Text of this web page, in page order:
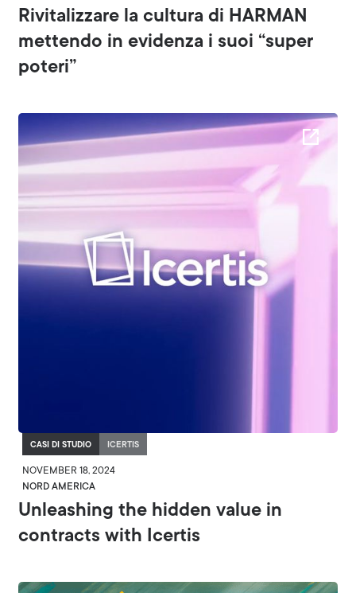
Rivitalizzare la cultura di HARMAN
mettendo in evidenza i suoi “super
poteri”
CASI DI STUDIO ICERTIS
NOVEMBER 18, 2024
NORD AMERICA
Unleashing the hidden value in
contracts with Icertis